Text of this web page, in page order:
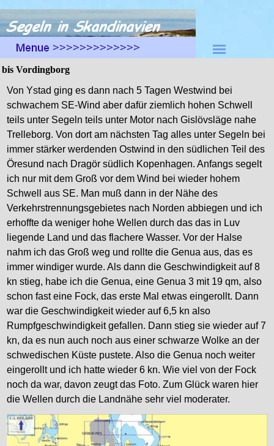
Menü überspringen
bis Vordingborg
Von Ystad ging es dann nach 5 Tagen Westwind bei
schwachem SE-Wind aber dafür ziemlich hohen Schwell
teils unter Segeln teils unter Motor nach Gislövsläge nahe
Trelleborg. Von dort am nächsten Tag alles unter Segeln bei
immer stärker werdenden Ostwind in den südlichen Teil des
Öresund nach Dragör südlich Kopenhagen. Anfangs segelt
ich nur mit dem Groß vor dem Wind bei wieder hohem
Schwell aus SE. Man muß dann in der Nähe des
Verkehrstrennungsgebietes nach Norden abbiegen und ich
erhoffte da weniger hohe Wellen durch das das in Luv
liegende Land und das flachere Wasser. Vor der Halse
nahm ich das Groß weg und rollte die Genua aus, das es
immer windiger wurde. Als dann die Geschwindigkeit auf 8
kn stieg, habe ich die Genua, eine Genua 3 mit 19 qm, also
schon fast eine Fock, das erste Mal etwas eingerollt. Dann
war die Geschwindigkeit wieder auf 6,5 kn also
Rumpfgeschwindigkeit gefallen. Dann stieg sie wieder auf 7
kn, da es nun auch noch aus einer schwarze Wolke an der
schwedischen Küste pustete. Also die Genua noch weiter
eingerollt und ich hatte wieder 6 kn. Wie viel von der Fock
noch da war, davon zeugt das Foto. Zum Glück waren hier
die Wellen durch die Landnähe sehr viel moderater.